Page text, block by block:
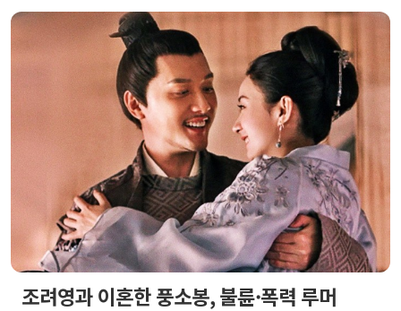
조려영과 이혼한 풍소봉, 불륜·폭력 루머